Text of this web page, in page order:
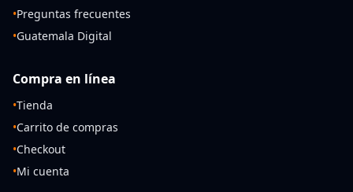
•Preguntas frecuentes
•Guatemala Digital
Compra en línea
•Tienda
•Carrito de compras
•Checkout
•Mi cuenta